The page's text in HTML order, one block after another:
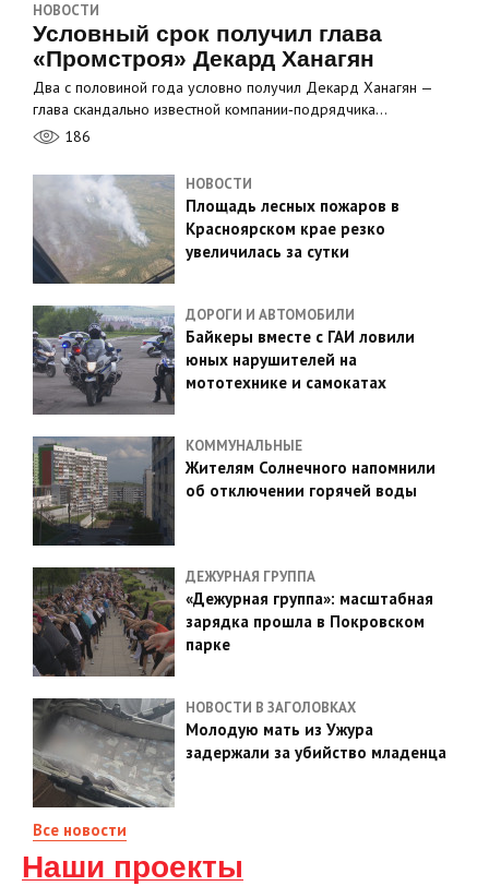
НОВОСТИ
Условный срок получил глава
«Промстроя» Декард Ханагян
Два с половиной года условно получил Декард Ханагян —
глава скандально известной компании‑подрядчика…
186
НОВОСТИ
Площадь лесных пожаров в
Красноярском крае резко
увеличилась за сутки
ДОРОГИ И АВТОМОБИЛИ
Байкеры вместе с ГАИ ловили
юных нарушителей на
мототехнике и самокатах
КОММУНАЛЬНЫЕ
Жителям Солнечного напомнили
об отключении горячей воды
ДЕЖУРНАЯ ГРУППА
«Дежурная группа»: масштабная
зарядка прошла в Покровском
парке
НОВОСТИ В ЗАГОЛОВКАХ
Молодую мать из Ужура
задержали за убийство младенца
Все новости
Наши проекты